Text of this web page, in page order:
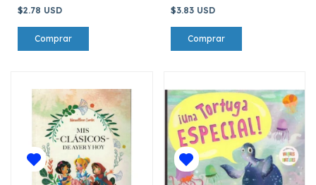
$2.78 USD $3.83 USD